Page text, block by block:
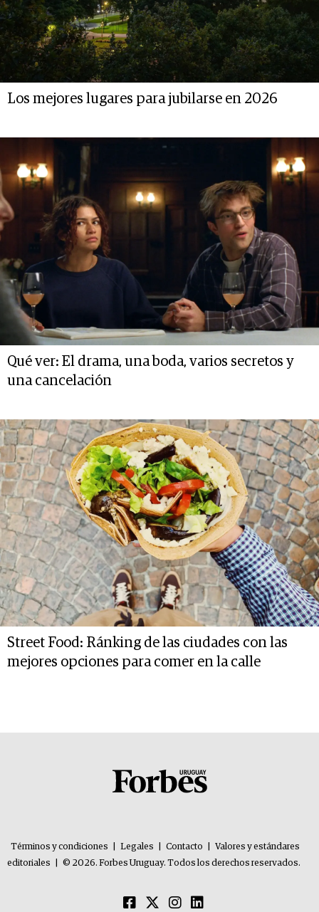
Los mejores lugares para jubilarse en 2026
Qué ver: El drama, una boda, varios secretos y
una cancelación
Street Food: Ránking de las ciudades con las
mejores opciones para comer en la calle
Términos y condiciones Legales Contacto
Valores y estándares
editoriales
© 2026. Forbes Uruguay. Todos los derechos reservados.